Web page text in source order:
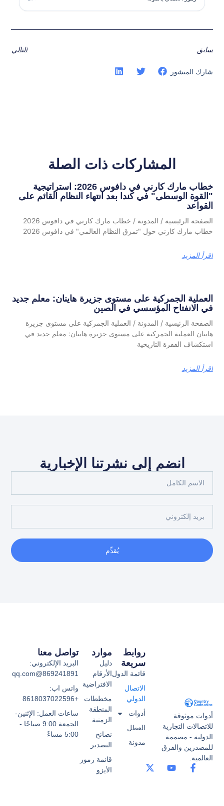
سابق التالي
شارك المنشور:
المشاركات ذات الصلة
خطاب مارك كارني في دافوس 2026: استراتيجية
"القوة الوسطى" في كندا بعد انتهاء النظام القائم على
القواعد
الصفحة الرئيسية / المدونة / خطاب مارك كارني في دافوس 2026
خطاب مارك كارني حول "تمزق النظام العالمي" في دافوس 2026
اقرأ المزيد
العملية الجمركية على مستوى جزيرة هاينان: معلم جديد
في الانفتاح المؤسسي في الصين
الصفحة الرئيسية / المدونة / العملية الجمركية على مستوى جزيرة
هاينان العملية الجمركية على مستوى جزيرة هاينان: معلم جديد في
استكشاف القفزة التاريخية
اقرأ المزيد
انضم إلى نشرتنا الإخبارية
يُقدِّم
أدوات موثوقة
للاتصالات التجارية
الدولية - مصممة
للمصدرين والفرق
العالمية.
موارد
دليل
الأرقام
الافتراضية
مخططات
المنطقة
الزمنية
نصائح
التصدير
قائمة رموز
الأيزو
روابط
سريعة
قائمة الدول
الاتصال
الدولي
أدوات
العطل
مدونة
تواصل معنا
البريد الإلكتروني:
869241891@qq.com
واتس اب:
+8618037022596
ساعات العمل: الإثنين-
الجمعة 9:00 صباحًا -
5:00 مساءً